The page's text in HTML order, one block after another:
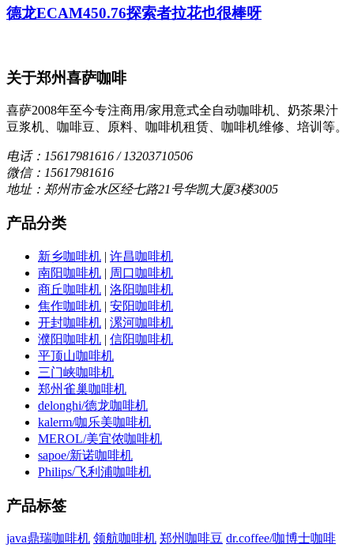
德龙ECAM450.76探索者拉花也很棒呀
关于郑州喜萨咖啡
喜萨2008年至今专注商用/家用意式全自动咖啡机、奶茶果汁
豆浆机、咖啡豆、原料、咖啡机租赁、咖啡机维修、培训等。
电话：15617981616 / 13203710506
微信：15617981616
地址：郑州市金水区经七路21号华凯大厦3楼3005
产品分类
新乡咖啡机 | 许昌咖啡机
南阳咖啡机 | 周口咖啡机
商丘咖啡机 | 洛阳咖啡机
焦作咖啡机 | 安阳咖啡机
开封咖啡机 | 漯河咖啡机
濮阳咖啡机 | 信阳咖啡机
平顶山咖啡机
三门峡咖啡机
郑州雀巢咖啡机
delonghi/德龙咖啡机
kalerm/咖乐美咖啡机
MEROL/美宜侬咖啡机
sapoe/新诺咖啡机
Philips/飞利浦咖啡机
产品标签
java鼎瑞咖啡机 领航咖啡机 郑州咖啡豆 dr.coffee/咖博士咖啡